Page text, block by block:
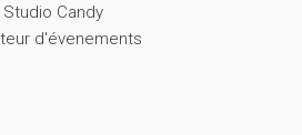
Studio Candy
d'évenements